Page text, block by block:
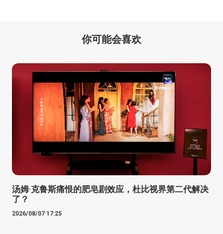
你可能会喜欢
汤姆·克鲁斯痛恨的肥皂剧效应，杜比视界第二代解决
了？
2026/08/07 17:25